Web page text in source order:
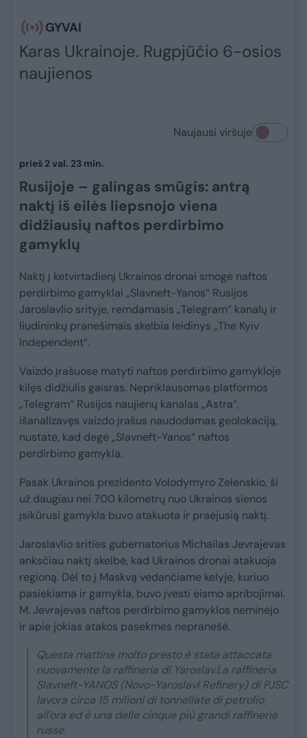
GYVAI
Karas Ukrainoje. Rugpjūčio 6-osios
naujienos
Naujausi viršuje
prieš 2 val. 23 min.
Rusijoje – galingas smūgis: antrą
naktį iš eilės liepsnojo viena
didžiausių naftos perdirbimo
gamyklų
Naktį į ketvirtadienį Ukrainos dronai smogė naftos
perdirbimo gamyklai „Slavneft-Yanos“ Rusijos
Jaroslavlio srityje, remdamasis „Telegram“ kanalų ir
liudininkų pranešimais skelbia leidinys „The Kyiv
Independent“.
Vaizdo įrašuose matyti naftos perdirbimo gamykloje
kilęs didžiulis gaisras. Nepriklausomas platformos
„Telegram“ Rusijos naujienų kanalas „Astra“,
išanalizavęs vaizdo įrašus naudodamas geolokaciją,
nustatė, kad degė „Slavneft-Yanos“ naftos
perdirbimo gamykla.
Pasak Ukrainos prezidento Volodymyro Zelenskio, ši
už daugiau nei 700 kilometrų nuo Ukrainos sienos
įsikūrusi gamykla buvo atakuota ir praėjusią naktį.
Jaroslavlio srities gubernatorius Michailas Jevrajevas
anksčiau naktį skelbė, kad Ukrainos dronai atakuoja
regioną. Dėl to į Maskvą vedančiame kelyje, kuriuo
pasiekiama ir gamykla, buvo įvesti eismo apribojimai.
M. Jevrajevas naftos perdirbimo gamyklos neminėjo
ir apie jokias atakos pasekmes nepranešė.
Questa mattina molto presto è stata attaccata
nuovamente la raffineria di Yaroslav.La raffineria
Slavneft-YANOS (Novo-Yaroslavl Refinery) di PJSC
lavora circa 15 milioni di tonnellate di petrolio
all'ora ed è una delle cinque più grandi raffinerie
russe.